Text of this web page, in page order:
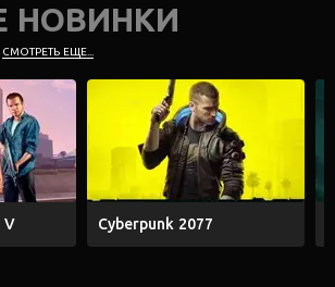
НОВИНКИ
СМОТРЕТЬ ЕЩЕ...
V Cyberpunk 2077